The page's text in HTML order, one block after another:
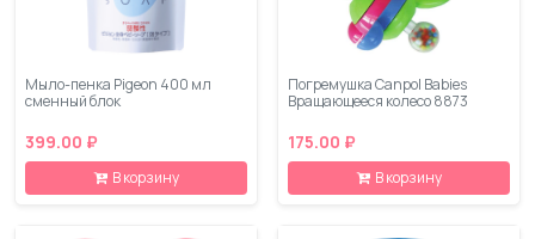
Мыло-пенка Pigeon 400 мл
сменный блок
399.00 ₽
В корзину
Погремушка Canpol Babies
Вращающееся колесо 8873
175.00 ₽
В корзину